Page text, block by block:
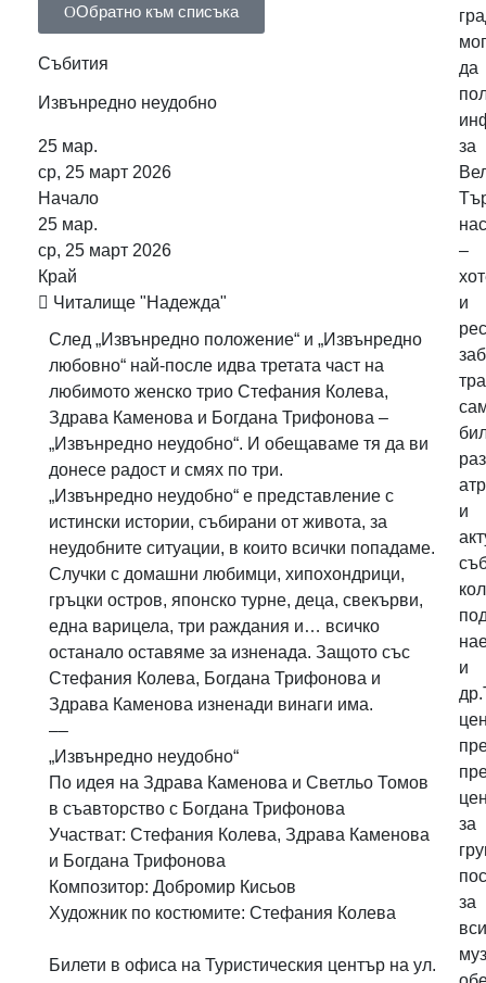
Обратно към списъка
Събития
Извънредно неудобно
25 мар.
ср, 25 март 2026
Начало
25 мар.
ср, 25 март 2026
Край
Читалище "Надежда"
След „Извънредно положение“ и „Извънредно
любовно“ най-после идва третата част на
любимото женско трио Стефания Колева,
Здрава Каменова и Богдана Трифонова –
„Извънредно неудобно“. И обещаваме тя да ви
донесе радост и смях по три.
„Извънредно неудобно“ е представление с
истински истории, събирани от живота, за
неудобните ситуации, в които всички попадаме.
Случки с домашни любимци, хипохондрици,
гръцки остров, японско турне, деца, свекърви,
една варицела, три раждания и… всичко
останало оставяме за изненада. Защото със
Стефания Колева, Богдана Трифонова и
Здрава Каменова изненади винаги има.
––
„Извънредно неудобно“
По идея на Здрава Каменова и Светльо Томов
в съавторство с Богдана Трифонова
Участват: Стефания Колева, Здрава Каменова
и Богдана Трифонова
Композитор: Добромир Кисьов
Художник по костюмите: Стефания Колева
Билети в офиса на Туристическия център на ул.
да
за
–
и
и
и
за
за